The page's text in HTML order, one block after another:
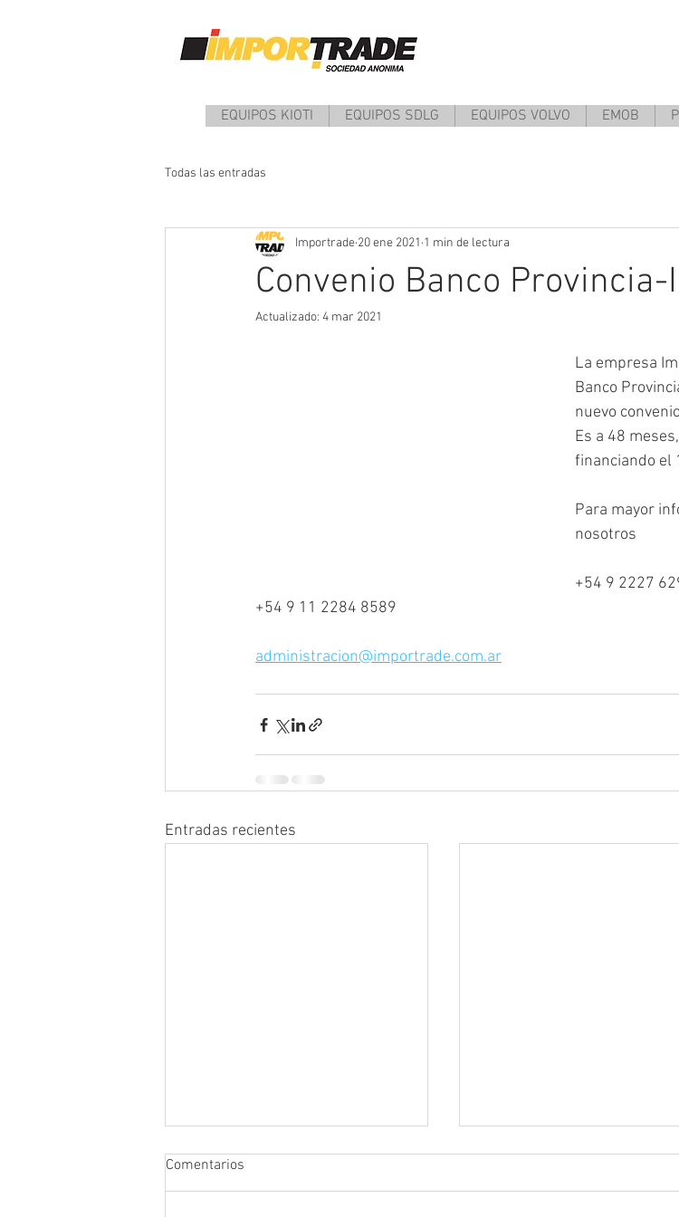
EQUIPOS KIOTI EQUIPOS SDLG EQUIPOS VOLVO EMOB
Todas las entradas
Convenio Banco
Importrade 20 ene 2021 1 min de lectura
Actualizado: 4 mar 2021
La empresa
Banco
nuevo
Es a 48
financiando el
Para mayor
nosotros
+54 9 2227
+54 9 11 2284 8589
administracion@importrade.com.ar
Entradas recientes
Comentarios